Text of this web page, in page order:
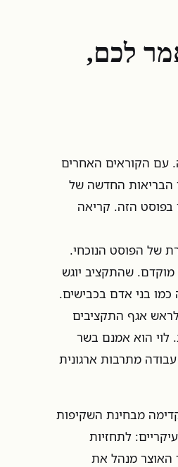
לכם,
עם הקוראים האחרים
הבריאות החדשה של
בפוסט הזה. קריאה
של הפוסט הנוכחי.
מוקדם. שהתקציב יוגש
כמו בני אדם בכבישים.
אגף התקציבים
לוי הוא אמנם בשר
מתרבות ארגונית
מבחינת השקיפות
לתחזיות
האוצר מנהל את